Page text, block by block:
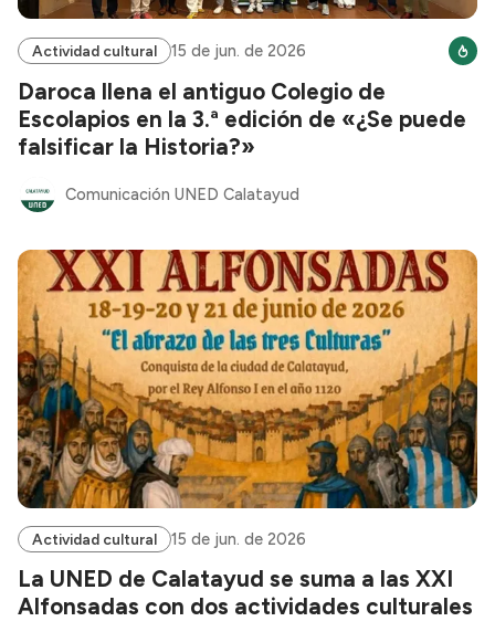
Actividad cultural 15 de jun. de 2026
Daroca llena el antiguo Colegio de
Escolapios en la 3.ª edición de «¿Se puede
falsificar la Historia?»
Comunicación UNED Calatayud
Actividad cultural 15 de jun. de 2026
La UNED de Calatayud se suma a las XXI
Alfonsadas con dos actividades culturales